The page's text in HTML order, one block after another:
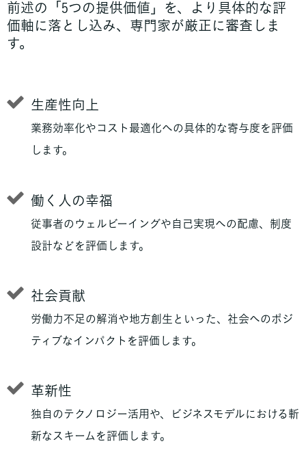
前述の「5つの提供価値」を、より具体的な評
価軸に落とし込み、専門家が厳正に審査しま
す。
生産性向上
業務効率化やコスト最適化への具体的な寄与度を評価
します。
働く人の幸福
従事者のウェルビーイングや自己実現への配慮、制度
設計などを評価します。
社会貢献
労働力不足の解消や地方創生といった、社会へのポジ
ティブなインパクトを評価します。
革新性
独自のテクノロジー活用や、ビジネスモデルにおける斬
新なスキームを評価します。